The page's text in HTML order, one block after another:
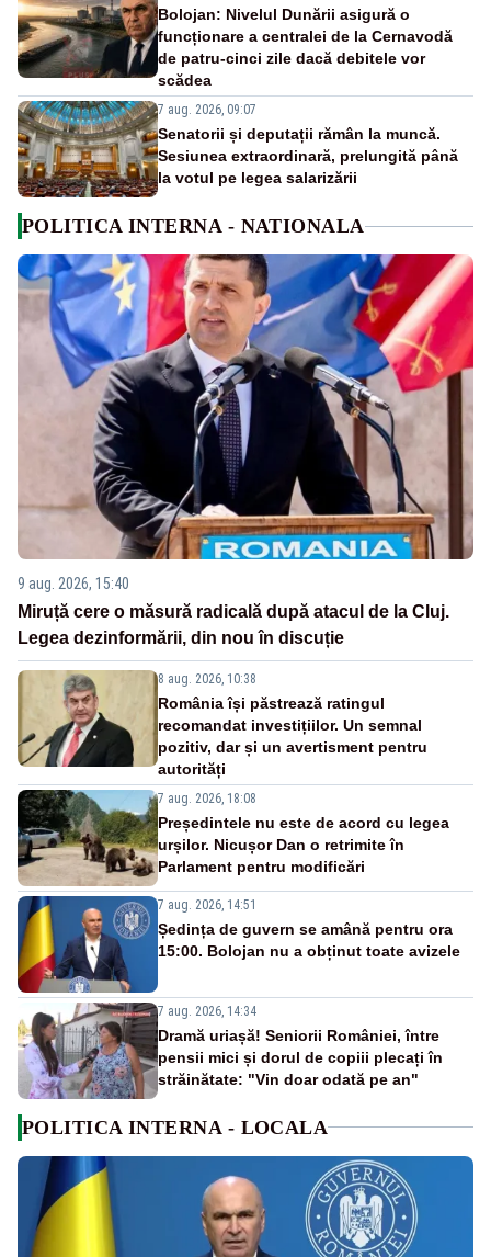
Bolojan: Nivelul Dunării asigură o
funcționare a centralei de la Cernavodă
de patru-cinci zile dacă debitele vor
scădea
7 aug. 2026, 09:07
Senatorii și deputații rămân la muncă.
Sesiunea extraordinară, prelungită până
la votul pe legea salarizării
POLITICA INTERNA - NATIONALA
9 aug. 2026, 15:40
Miruță cere o măsură radicală după atacul de la Cluj.
Legea dezinformării, din nou în discuție
8 aug. 2026, 10:38
România își păstrează ratingul
recomandat investițiilor. Un semnal
pozitiv, dar și un avertisment pentru
autorități
7 aug. 2026, 18:08
Președintele nu este de acord cu legea
urșilor. Nicușor Dan o retrimite în
Parlament pentru modificări
7 aug. 2026, 14:51
Ședința de guvern se amână pentru ora
15:00. Bolojan nu a obținut toate avizele
7 aug. 2026, 14:34
Dramă uriașă! Seniorii României, între
pensii mici și dorul de copiii plecați în
străinătate: "Vin doar odată pe an"
POLITICA INTERNA - LOCALA